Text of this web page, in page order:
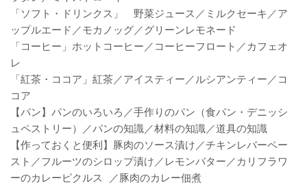
「ソフト・ドリンクス」 野菜ジュース／ミルクセーキ／ア
ップルエード／モカノッグ／グリーンレモネード
「コーヒー」ホットコーヒー／コーヒーフロート／カフェオ
レ
「紅茶・ココア」紅茶／アイスティー／ルシアンティー／コ
コア
【パン】パンのいろいろ／手作りのパン（食パン・デニッシ
ュペストリー）／パンの知識／材料の知識／道具の知識
【作っておくと便利】豚肉のソース漬け／チキンレバーペー
スト／フルーツのシロップ漬け／レモンバター／カリフラワ
ーのカレーピクルス ／豚肉のカレー佃煮